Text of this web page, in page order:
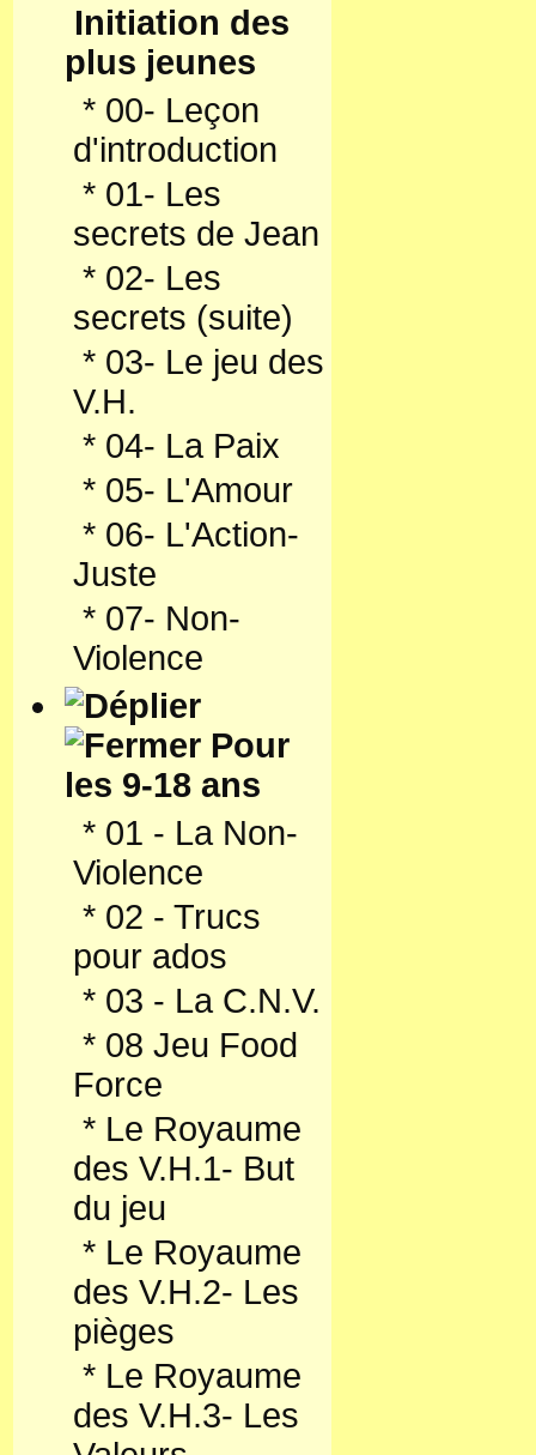
Initiation des
plus jeunes
* 00- Leçon
d'introduction
* 01- Les
secrets de Jean
* 02- Les
secrets (suite)
* 03- Le jeu des
V.H.
* 04- La Paix
* 05- L'Amour
* 06- L'Action-
Juste
* 07- Non-
Violence
Pour
les 9-18 ans
* 01 - La Non-
Violence
* 02 - Trucs
pour ados
* 03 - La C.N.V.
* 08 Jeu Food
Force
* Le Royaume
des V.H.1- But
du jeu
* Le Royaume
des V.H.2- Les
pièges
* Le Royaume
des V.H.3- Les